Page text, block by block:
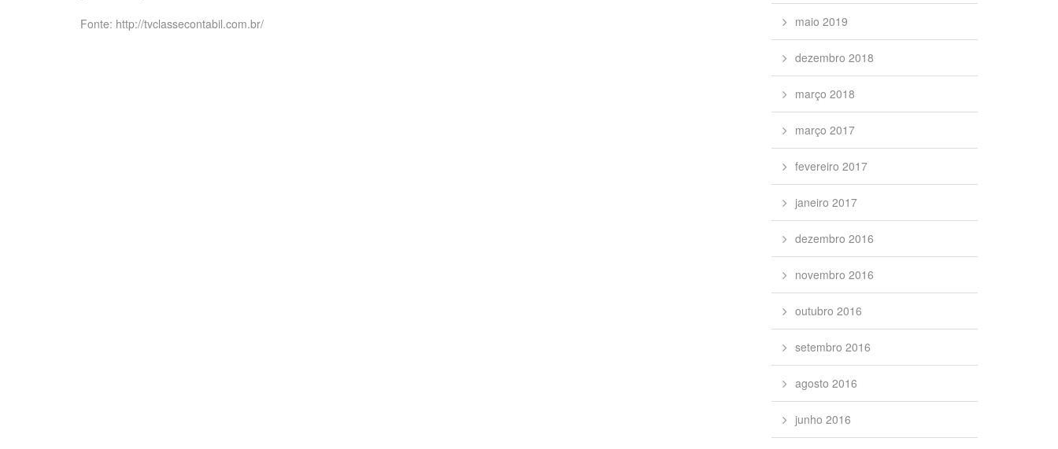
Fonte: http://tvclassecontabil.com.br/ maio 2019
dezembro 2018
março 2018
março 2017
fevereiro 2017
janeiro 2017
dezembro 2016
novembro 2016
outubro 2016
setembro 2016
agosto 2016
junho 2016